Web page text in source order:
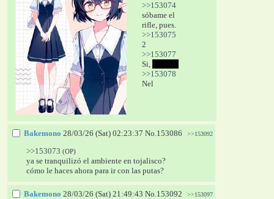
>>153074
sóbame el
rifle, pues.
>>153075
2
>>153077
Si,
>>153078
Nel
Bakemono 28/03/26 (Sat) 02:23:37 No. 153086 >>153092
>>153073 (OP)
ya se tranquilizó el ambiente en tojalisco?
cómo le haces ahora para ir con las putas?
Bakemono 28/03/26 (Sat) 21:49:43 No. 153092 >>153097